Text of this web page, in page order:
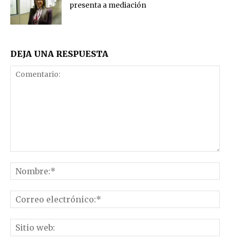
presenta a mediación
DEJA UNA RESPUESTA